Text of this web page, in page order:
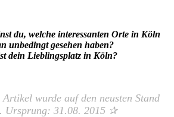
du, welche interessanten Orte in Köln
unbedingt gesehen haben?
dein Lieblingsplatz in Köln?
wurde auf den neusten Stand
Ursprung: 31.08. 2015 ✰